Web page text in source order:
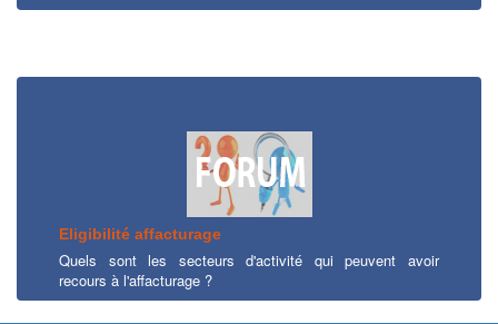
Eligibilité affacturage
Quels sont les secteurs d'activité qui peuvent avoir
recours à l'affacturage ?